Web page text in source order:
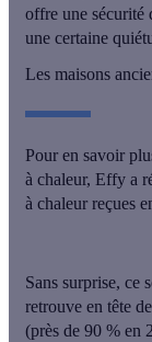
offre une sécurité
une certaine
Les maisons
Pour en savoir
à chaleur, Effy a
à chaleur reçues
Sans surprise, ce
retrouve en tête
(près de 90 % en